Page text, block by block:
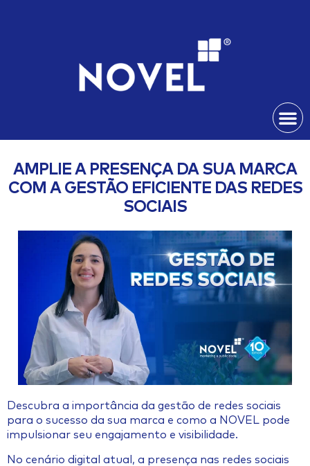
AMPLIE A PRESENÇA DA SUA MARCA
COM A GESTÃO EFICIENTE DAS REDES
SOCIAIS
Descubra a importância da gestão de redes sociais
para o sucesso da sua marca e como a NOVEL pode
impulsionar seu engajamento e visibilidade.
No cenário digital atual, a presença nas redes sociais